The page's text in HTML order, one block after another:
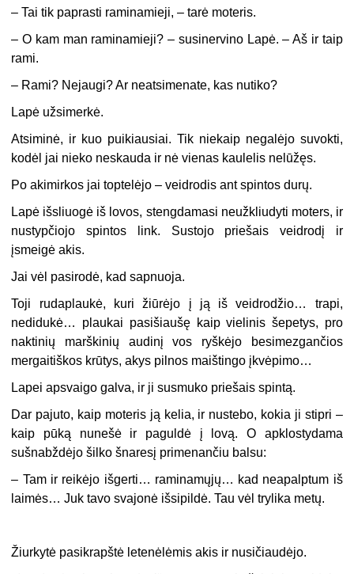
–Tai tik paprasti raminamieji, – tarė moteris.
–O kam man raminamieji? – susinervino Lapė. – Aš ir taip
rami.
– Rami? Nejaugi? Ar neatsimenate, kas nutiko?
Lapė užsimerkė.
Atsiminė, ir kuo puikiausiai. Tik niekaip negalėjo suvokti,
kodėl jai nieko neskauda ir nė vienas kaulelis nelūžęs.
Po akimirkos jai toptelėjo – veidrodis ant spintos durų.
Lapė išsliuogė iš lovos, stengdamasi neužkliudyti moters, ir
nustypčiojo spintos link. Sustojo priešais veidrodį ir
įsmeigė akis.
Jai vėl pasirodė, kad sapnuoja.
Toji rudaplaukė, kuri žiūrėjo į ją iš veidrodžio… trapi,
nedidukė… plaukai pasišiaušę kaip vielinis šepetys, pro
naktinių marškinių audinį vos ryškėjo besimezgančios
mergaitiškos krūtys, akys pilnos maištingo įkvėpimo…
Lapei apsvaigo galva, ir ji susmuko priešais spintą.
Dar pajuto, kaip moteris ją kelia, ir nustebo, kokia ji stipri –
kaip pūką nunešė ir paguldė į lovą. O apklostydama
sušnabždėjo šilko šnaresį primenančiu balsu:
– Tam ir reikėjo išgerti… raminamųjų… kad neapalptum iš
laimės… Juk tavo svajonė išsipildė. Tau vėl trylika metų.
Žiurkytė pasikrapštė letenėlėmis akis ir nusičiaudėjo.